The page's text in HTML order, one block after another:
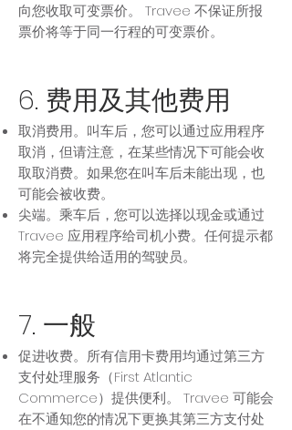
向您收取可变票价。 Travee 不保证所报
票价将等于同一行程的可变票价。
6. 费用及其他费用
取消费用。叫车后，您可以通过应用程序
取消，但请注意，在某些情况下可能会收
取取消费。如果您在叫车后未能出现，也
可能会被收费。
尖端。乘车后，您可以选择以现金或通过
Travee 应用程序给司机小费。任何提示都
将完全提供给适用的驾驶员。
7. 一般
促进收费。所有信用卡费用均通过第三方
支付处理服务（First Atlantic
Commerce）提供便利。 Travee 可能会
在不通知您的情况下更换其第三方支付处